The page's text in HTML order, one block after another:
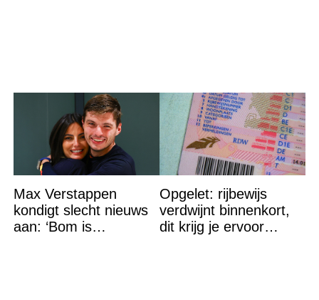
Max Verstappen
kondigt slecht nieuws
aan: ‘Bom is
Opgelet: rijbewijs
verdwijnt binnenkort,
dit krijg je ervoor